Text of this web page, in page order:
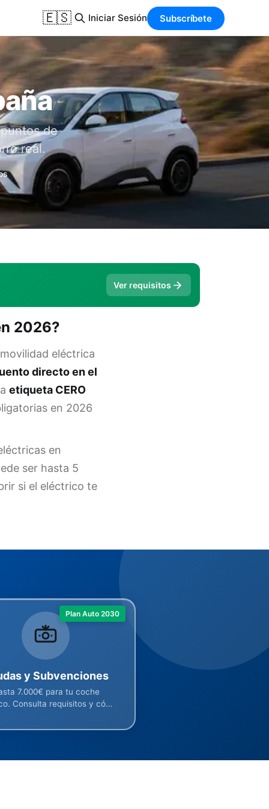
🇪🇸 Iniciar Sesión Subscríbete
de
real.
Ver requisitos
2026?
eléctrica
directo en el
etiqueta CERO
en 2026
en
ser hasta 5
si el eléctrico te
Plan Auto 2030
y Subvenciones
7.000€ para tu coche
Consulta requisitos y cómo